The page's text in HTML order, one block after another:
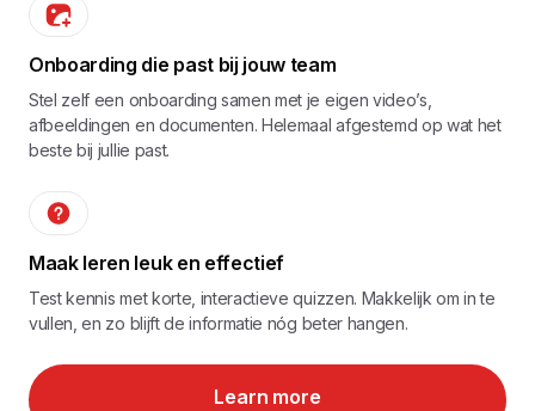
Onboarding die past bij jouw team
Stel zelf een onboarding samen met je eigen video’s,
afbeeldingen en documenten. Helemaal afgestemd op wat het
beste bij jullie past.
Maak leren leuk en effectief
Test kennis met korte, interactieve quizzen. Makkelijk om in te
vullen, en zo blijft de informatie nóg beter hangen.
Learn more